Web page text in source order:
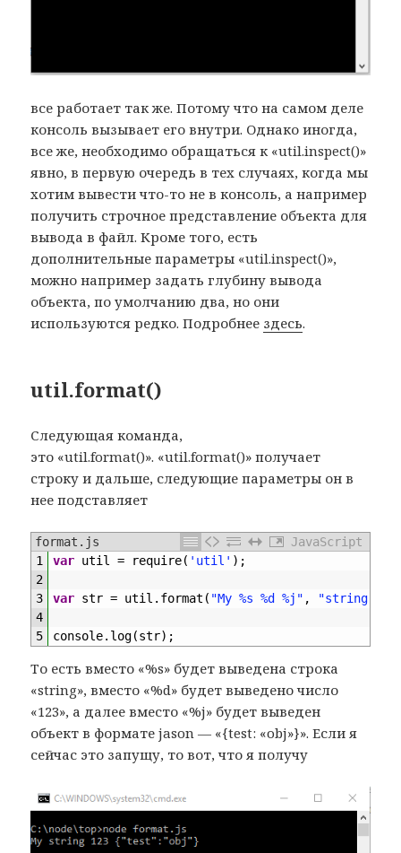
все работает так же. Потому что на самом деле
консоль вызывает его внутри. Однако иногда,
все же, необходимо обращаться к «util.inspect()»
явно, в первую очередь в тех случаях, когда мы
хотим вывести что-то не в консоль, а например
получить строчное представление объекта для
вывода в файл. Кроме того, есть
дополнительные параметры «util.inspect()»,
можно например задать глубину вывода
объекта, по умолчанию два, но они
используются редко. Подробнее здесь.
util.format()
Следующая команда,
это «util.format()». «util.format()» получает
строку и дальше, следующие параметры он в
нее подставляет
format.js
JavaScript
1
2
3
4
5
var util = require( 'util' ) ;
var str = util . format ( "My %s %d %j" , "string"
console. log(str) ;
То есть вместо «%s» будет выведена строка
«string», вместо «%d» будет выведено число
«123», а далее вместо «%j» будет выведен
объект в формате jason — «{test: «obj»}». Если я
сейчас это запущу, то вот, что я получу